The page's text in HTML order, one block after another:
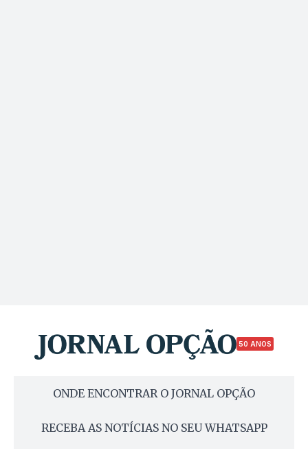
50 ANOS
ONDE ENCONTRAR O JORNAL OPÇÃO
RECEBA AS NOTÍCIAS NO SEU WHATSAPP